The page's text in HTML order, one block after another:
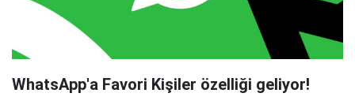
WhatsApp'a Favori Kişiler özelliği geliyor!